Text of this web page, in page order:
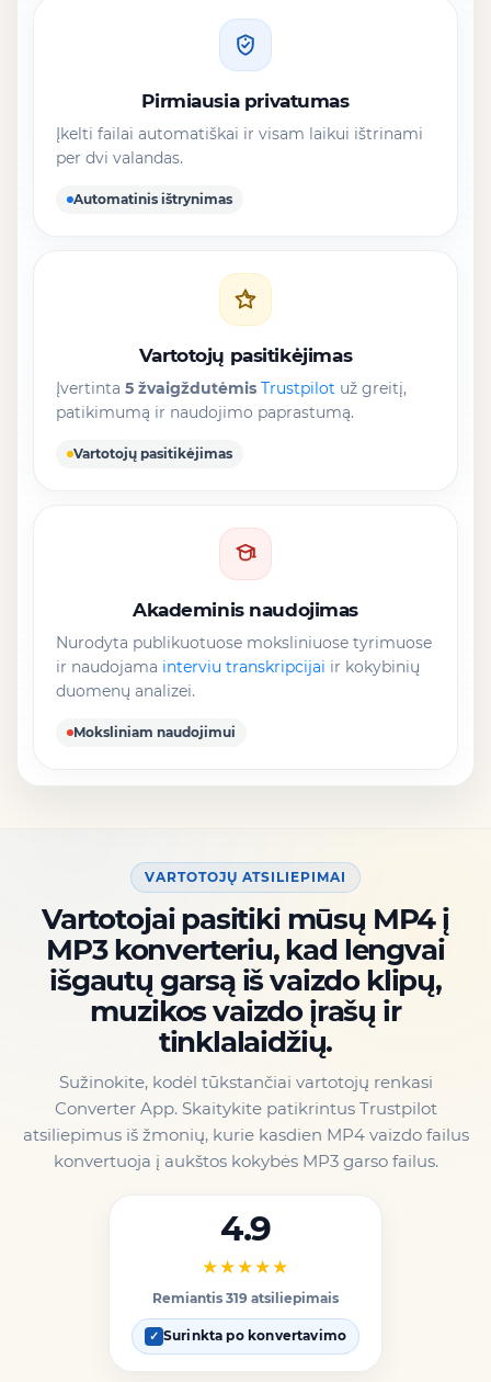
Pirmiausia privatumas
Įkelti failai automatiškai ir visam laikui ištrinami
per dvi valandas.
Automatinis ištrynimas
Vartotojų pasitikėjimas
Įvertinta 5 žvaigždutėmis Trustpilot už greitį,
patikimumą ir naudojimo paprastumą.
Vartotojų pasitikėjimas
Akademinis naudojimas
Nurodyta publikuotuose moksliniuose tyrimuose
ir naudojama interviu transkripcijai ir kokybinių
duomenų analizei.
Moksliniam naudojimui
VARTOTOJŲ ATSILIEPIMAI
Vartotojai pasitiki mūsų MP4 į
MP3 konverteriu, kad lengvai
išgautų garsą iš vaizdo klipų,
muzikos vaizdo įrašų ir
tinklalaidžių.
Sužinokite, kodėl tūkstančiai vartotojų renkasi
Converter App. Skaitykite patikrintus Trustpilot
atsiliepimus iš žmonių, kurie kasdien MP4 vaizdo failus
konvertuoja į aukštos kokybės MP3 garso failus.
4.9
★★★★★
Remiantis 319 atsiliepimais
✓ Surinkta po konvertavimo